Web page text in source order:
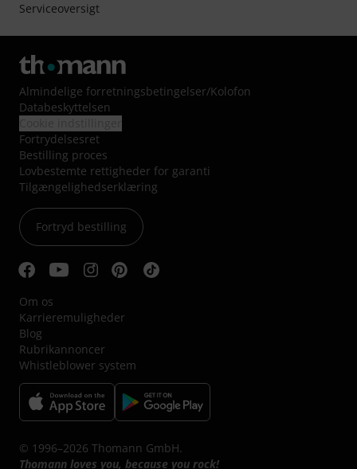
Serviceoversigt
Almindelige forretningsbetingelser/Kolofon
Databeskyttelsen
Fortrydelsesret
Bestilling proces
Lovbestemte rettigheder for garanti
Tilgængelighedserklæring
Fortryd bestilling
Om os
Karrieremuligheder
Blog
Rubrikannoncer
Whistleblower system
© 1996–2026 Thomann GmbH.
Thomann loves you, because you rock!